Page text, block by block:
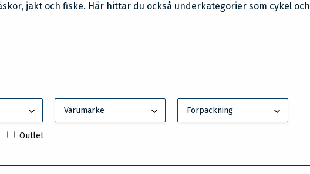
jakt och fiske. Här hittar du också underkategorier som cykel och
Varumärke Förpackning
Outlet